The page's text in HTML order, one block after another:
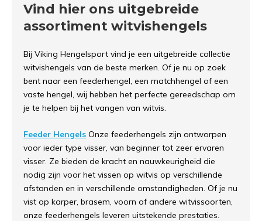
Vind hier ons uitgebreide
assortiment witvishengels
Bij Viking Hengelsport vind je een uitgebreide collectie
witvishengels van de beste merken. Of je nu op zoek
bent naar een feederhengel, een matchhengel of een
vaste hengel, wij hebben het perfecte gereedschap om
je te helpen bij het vangen van witvis.
Feeder Hengels Onze feederhengels zijn ontworpen
voor ieder type visser, van beginner tot zeer ervaren
visser. Ze bieden de kracht en nauwkeurigheid die
nodig zijn voor het vissen op witvis op verschillende
afstanden en in verschillende omstandigheden. Of je nu
vist op karper, brasem, voorn of andere witvissoorten,
onze feederhengels leveren uitstekende prestaties.